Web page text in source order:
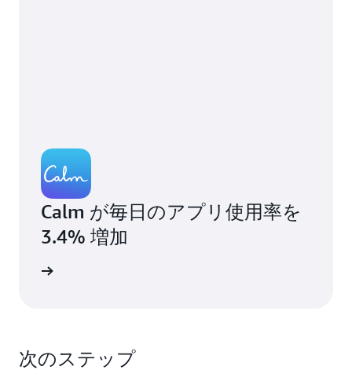
Calm が毎日のアプリ使用率を
3.4% 増加
次のステップ